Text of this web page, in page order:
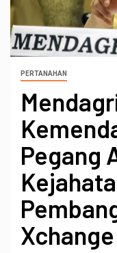
PERTANAHAN
Pegang